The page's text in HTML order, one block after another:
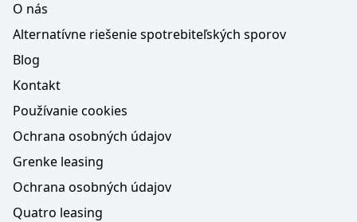
O nás
Alternatívne riešenie spotrebiteľských sporov
Blog
Kontakt
Používanie cookies
Ochrana osobných údajov
Grenke leasing
Ochrana osobných údajov
Quatro leasing